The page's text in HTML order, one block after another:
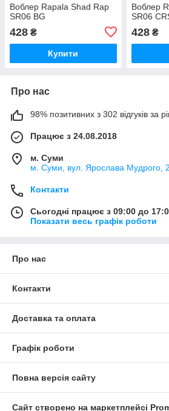
Воблер Rapala Shad Rap
SR06 BG
428 ₴
Купити
Воблер
SR06
428₴
Про нас
98% позитивних з 302 відгуків за
Працює з 24.08.2018
м. Суми
м. Суми, вул. Ярослава Мудрого,
Контакти
Сьогодні працює з 09:00 до
Показати весь графік роботи
Про нас
Контакти
Доставка та оплата
Графік роботи
Повна версія сайту
Сайт створено на маркетплейсі